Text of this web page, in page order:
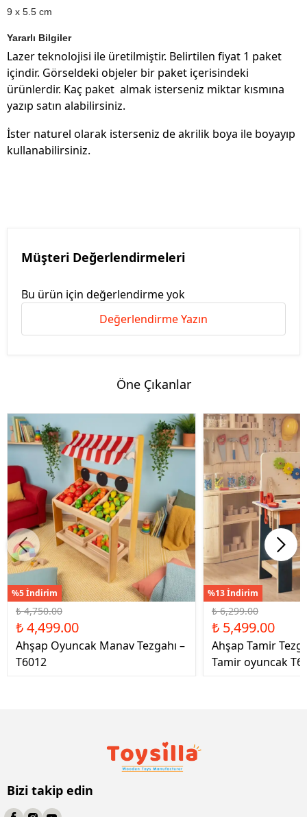
9 x 5.5 cm
Yararlı Bilgiler
Lazer teknolojisi ile üretilmiştir. Belirtilen fiyat 1 paket
içindir. Görseldeki objeler bir paket içerisindeki
ürünlerdir. Kaç paket almak isterseniz miktar kısmına
yazıp satın alabilirsiniz.
İster naturel olarak isterseniz de akrilik boya ile boyayıp
kullanabilirsiniz.
Müşteri Değerlendirmeleri
Bu ürün için değerlendirme yok
Değerlendirme Yazın
Öne Çıkanlar
%5 İndirim
₺ 4,750.00
₺ 4,499.00
Ahşap Oyuncak Manav Tezgahı –
T6012
%13 İndirim
₺ 6,299.00
₺ 5,499.00
Ahşap Tamir
Tamir oyuncak
Bizi takip edin